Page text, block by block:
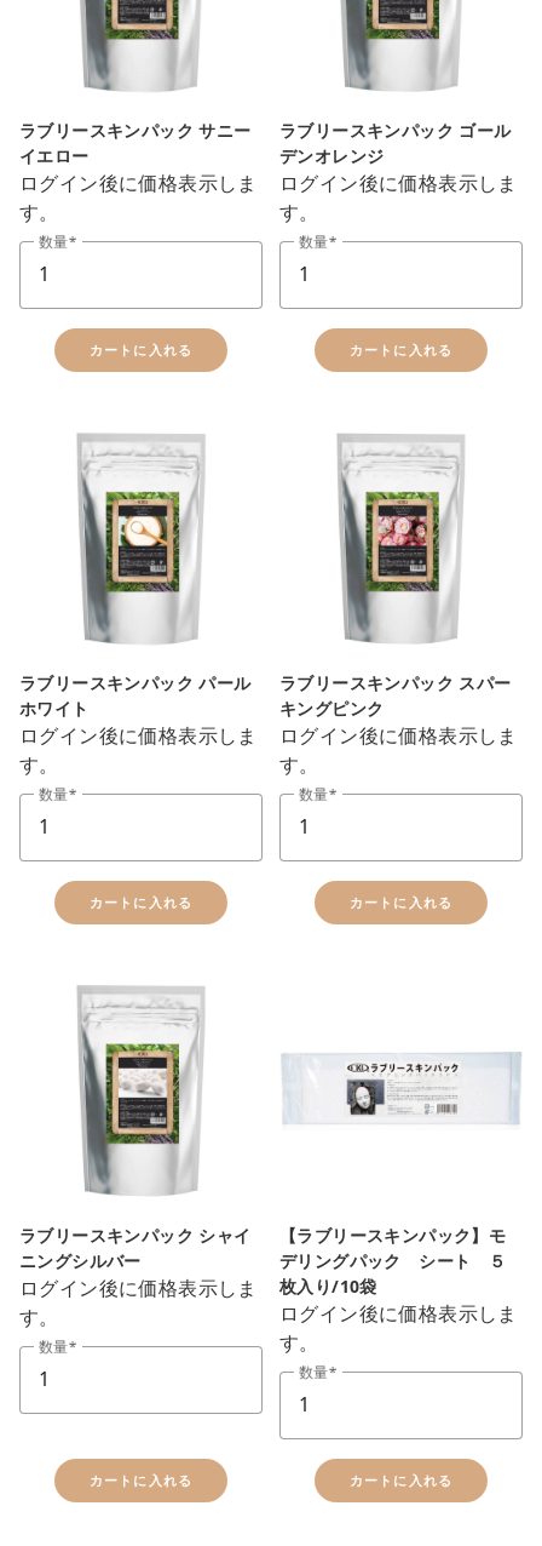
ラブリースキンパック サニー
イエロー
ログイン後に価格表示しま
す。
数量
カートに入れる
ラブリースキンパック ゴール
デンオレンジ
ログイン後に価格表示しま
す。
数量
カートに入れる
ラブリースキンパック パール
ホワイト
ログイン後に価格表示しま
す。
数量
カートに入れる
ラブリースキンパック スパー
キングピンク
ログイン後に価格表示しま
す。
数量
カートに入れる
ラブリースキンパック シャイ
ニングシルバー
ログイン後に価格表示しま
す。
数量
カートに入れる
【ラブリースキンパック】モ
デリングパック シート ５
枚入り/10袋
ログイン後に価格表示しま
す。
数量
カートに入れる
カートに追加しました。
カートへ進む
お買い物を続ける